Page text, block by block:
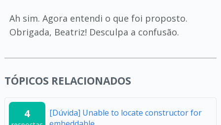
Ah sim. Agora entendi o que foi proposto.
Obrigada, Beatriz! Desculpa a confusão.
TÓPICOS RELACIONADOS
4
[Dúvida] Unable to locate constructor for